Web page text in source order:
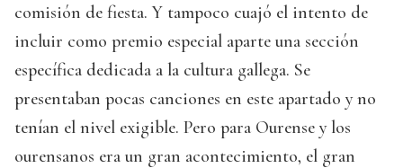
comisión de fiesta. Y tampoco cuajó el intento de
incluir como premio especial aparte una sección
específica dedicada a la cultura gallega. Se
presentaban pocas canciones en este apartado y no
tenían el nivel exigible. Pero para Ourense y los
ourensanos era un gran acontecimiento, el gran